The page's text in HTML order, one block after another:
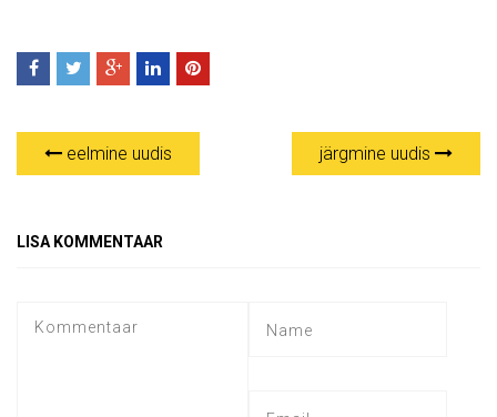
eelmine uudis järgmine uudis
LISA KOMMENTAAR